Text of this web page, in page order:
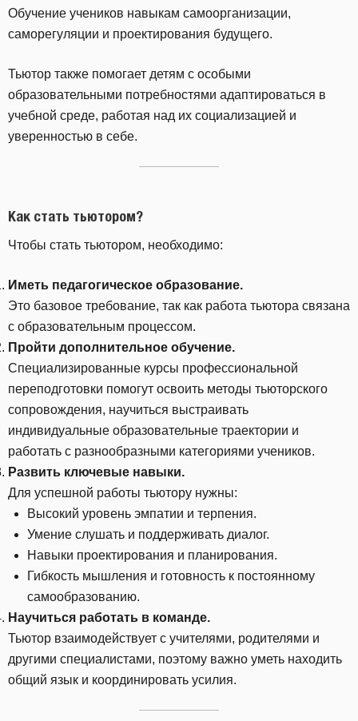
Обучение учеников навыкам самоорганизации,
саморегуляции и проектирования будущего.
Тьютор также помогает детям с особыми
образовательными потребностями адаптироваться в
учебной среде, работая над их социализацией и
уверенностью в себе.
Как стать тьютором?
Чтобы стать тьютором, необходимо:
Иметь педагогическое образование.
Это базовое требование, так как работа тьютора связана
с образовательным процессом.
Пройти дополнительное обучение.
Специализированные курсы профессиональной
переподготовки помогут освоить методы тьюторского
сопровождения, научиться выстраивать
индивидуальные образовательные траектории и
работать с разнообразными категориями учеников.
Развить ключевые навыки.
Для успешной работы тьютору нужны:
Высокий уровень эмпатии и терпения.
Умение слушать и поддерживать диалог.
Навыки проектирования и планирования.
Гибкость мышления и готовность к постоянному
самообразованию.
Научиться работать в команде.
Тьютор взаимодействует с учителями, родителями и
другими специалистами, поэтому важно уметь находить
общий язык и координировать усилия.